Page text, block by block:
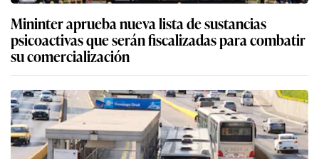
Mininter aprueba nueva lista de sustancias
psicoactivas que serán fiscalizadas para combatir
su comercialización